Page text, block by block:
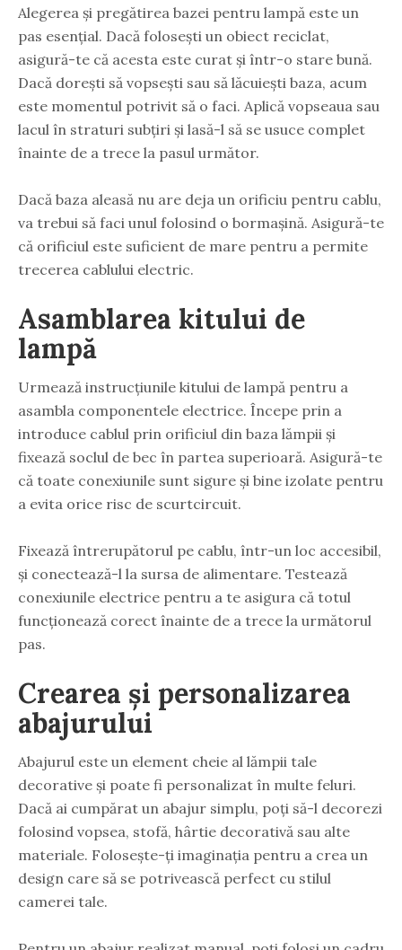
Alegerea și pregătirea bazei pentru lampă este un
pas esențial. Dacă folosești un obiect reciclat,
asigură-te că acesta este curat și într-o stare bună.
Dacă dorești să vopsești sau să lăcuiești baza, acum
este momentul potrivit să o faci. Aplică vopseaua sau
lacul în straturi subțiri și lasă-l să se usuce complet
înainte de a trece la pasul următor.
Dacă baza aleasă nu are deja un orificiu pentru cablu,
va trebui să faci unul folosind o bormașină. Asigură-te
că orificiul este suficient de mare pentru a permite
trecerea cablului electric.
Asamblarea kitului de
lampă
Urmează instrucțiunile kitului de lampă pentru a
asambla componentele electrice. Începe prin a
introduce cablul prin orificiul din baza lămpii și
fixează soclul de bec în partea superioară. Asigură-te
că toate conexiunile sunt sigure și bine izolate pentru
a evita orice risc de scurtcircuit.
Fixează întrerupătorul pe cablu, într-un loc accesibil,
și conectează-l la sursa de alimentare. Testează
conexiunile electrice pentru a te asigura că totul
funcționează corect înainte de a trece la următorul
pas.
Crearea și personalizarea
abajurului
Abajurul este un element cheie al lămpii tale
decorative și poate fi personalizat în multe feluri.
Dacă ai cumpărat un abajur simplu, poți să-l decorezi
folosind vopsea, stofă, hârtie decorativă sau alte
materiale. Folosește-ți imaginația pentru a crea un
design care să se potrivească perfect cu stilul
camerei tale.